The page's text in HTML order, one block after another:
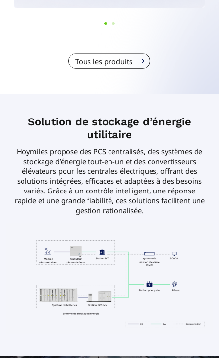
Tous les produits
Solution de stockage d’énergie
utilitaire
Hoymiles propose des PCS centralisés, des systèmes de
stockage d’énergie tout-en-un et des convertisseurs
élévateurs pour les centrales électriques, offrant des
solutions intégrées, efficaces et adaptées à des besoins
variés. Grâce à un contrôle intelligent, une réponse
rapide et une grande fiabilité, ces solutions facilitent une
gestion rationalisée.